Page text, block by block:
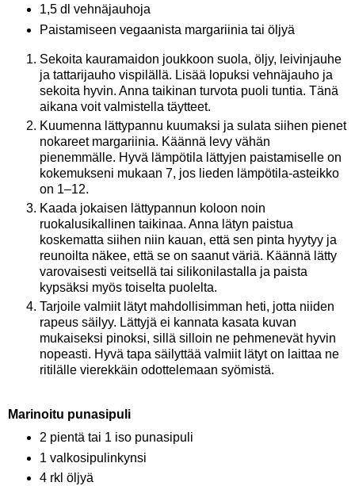
1,5 dl vehnäjauhoja
Paistamiseen vegaanista margariinia tai öljyä
Sekoita kauramaidon joukkoon suola, öljy, leivinjauhe
ja tattarijauho vispilällä. Lisää lopuksi vehnäjauho ja
sekoita hyvin. Anna taikinan turvota puoli tuntia. Tänä
aikana voit valmistella täytteet.
Kuumenna lättypannu kuumaksi ja sulata siihen pienet
nokareet margariinia. Käännä levy vähän
pienemmälle. Hyvä lämpötila lättyjen paistamiselle on
kokemukseni mukaan 7, jos lieden lämpötila-asteikko
on 1–12.
Kaada jokaisen lättypannun koloon noin
ruokalusikallinen taikinaa. Anna lätyn paistua
koskematta siihen niin kauan, että sen pinta hyytyy ja
reunoilta näkee, että se on saanut väriä. Käännä lätty
varovaisesti veitsellä tai silikonilastalla ja paista
kypsäksi myös toiselta puolelta.
Tarjoile valmiit lätyt mahdollisimman heti, jotta niiden
rapeus säilyy. Lättyjä ei kannata kasata kuvan
mukaiseksi pinoksi, sillä silloin ne pehmenevät hyvin
nopeasti. Hyvä tapa säilyttää valmiit lätyt on laittaa ne
ritilälle vierekkäin odottelemaan syömistä.
Marinoitu punasipuli
2 pientä tai 1 iso punasipuli
1 valkosipulinkynsi
4 rkl öljyä